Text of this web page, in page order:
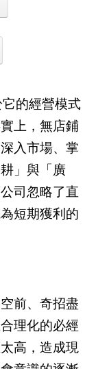
的經營模式
上，無店鋪
入市場、掌
」與「廣
司忽略了直
短期獲利的
前、奇招盡
理化的必經
高，造成現